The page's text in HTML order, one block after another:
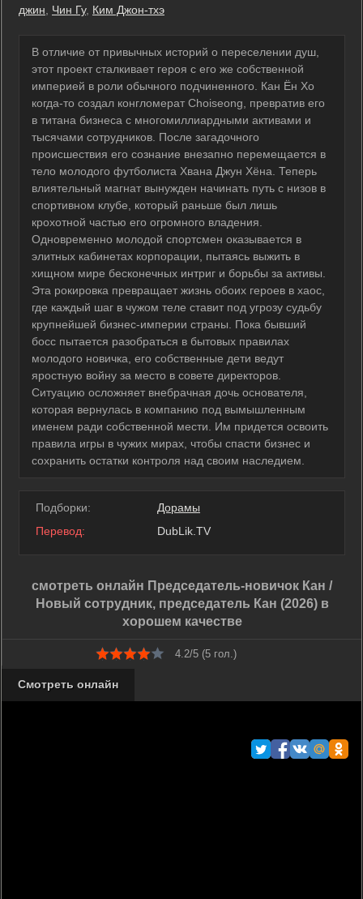
джин
Чин Гу, Ким Джон-тхэ
В отличие от привычных историй о переселении душ,
этот проект сталкивает героя с его же собственной
империей в роли обычного подчиненного. Кан Ён Хо
когда-то создал конгломерат Choiseong, превратив его
в титана бизнеса с многомиллиардными активами и
тысячами сотрудников. После загадочного
происшествия его сознание внезапно перемещается в
тело молодого футболиста Хвана Джун Хёна. Теперь
влиятельный магнат вынужден начинать путь с низов в
спортивном клубе, который раньше был лишь
крохотной частью его огромного владения.
Одновременно молодой спортсмен оказывается в
элитных кабинетах корпорации, пытаясь выжить в
хищном мире бесконечных интриг и борьбы за активы.
Эта рокировка превращает жизнь обоих героев в хаос,
где каждый шаг в чужом теле ставит под угрозу судьбу
крупнейшей бизнес-империи страны. Пока бывший
босс пытается разобраться в бытовых правилах
молодого новичка, его собственные дети ведут
яростную войну за место в совете директоров.
Ситуацию осложняет внебрачная дочь основателя,
которая вернулась в компанию под вымышленным
именем ради собственной мести. Им придется освоить
правила игры в чужих мирах, чтобы спасти бизнес и
сохранить остатки контроля над своим наследием.
Подборки:
Дорамы
Перевод:
DubLik.TV
смотреть онлайн Председатель-новичок Кан /
Новый сотрудник, председатель Кан (2026) в
хорошем качестве
4.2/5 (5гол.)
Смотреть онлайн